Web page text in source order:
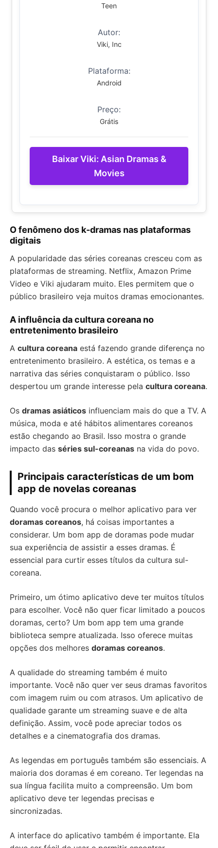
Teen
Autor:
Viki, Inc
Plataforma:
Android
Preço:
Grátis
Baixar Viki: Asian Dramas &
Movies
O fenômeno dos k-dramas nas plataformas
digitais
A popularidade das séries coreanas cresceu com as
plataformas de streaming. Netflix, Amazon Prime
Video e Viki ajudaram muito. Eles permitem que o
público brasileiro veja muitos dramas emocionantes.
A influência da cultura coreana no
entretenimento brasileiro
A cultura coreana está fazendo grande diferença no
entretenimento brasileiro. A estética, os temas e a
narrativa das séries conquistaram o público. Isso
despertou um grande interesse pela cultura coreana.
Os dramas asiáticos influenciam mais do que a TV. A
música, moda e até hábitos alimentares coreanos
estão chegando ao Brasil. Isso mostra o grande
impacto das séries sul-coreanas na vida do povo.
Principais características de um bom
app de novelas coreanas
Quando você procura o melhor aplicativo para ver
doramas coreanos, há coisas importantes a
considerar. Um bom app de doramas pode mudar
sua experiência de assistir a esses dramas. É
essencial para curtir esses títulos da cultura sul-
coreana.
Primeiro, um ótimo aplicativo deve ter muitos títulos
para escolher. Você não quer ficar limitado a poucos
doramas, certo? Um bom app tem uma grande
biblioteca sempre atualizada. Isso oferece muitas
opções dos melhores doramas coreanos.
A qualidade do streaming também é muito
importante. Você não quer ver seus dramas favoritos
com imagem ruim ou com atrasos. Um aplicativo de
qualidade garante um streaming suave e de alta
definição. Assim, você pode apreciar todos os
detalhes e a cinematografia dos dramas.
As legendas em português também são essenciais. A
maioria dos doramas é em coreano. Ter legendas na
sua língua facilita muito a compreensão. Um bom
aplicativo deve ter legendas precisas e
sincronizadas.
A interface do aplicativo também é importante. Ela